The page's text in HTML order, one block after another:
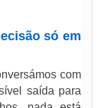
só em
com
saída para